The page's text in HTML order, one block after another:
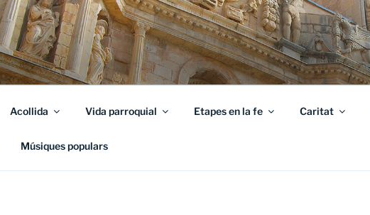
Acollida Vida parroquial Etapes en la fe Caritat
Músiques populars